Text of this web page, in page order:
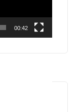
00:42